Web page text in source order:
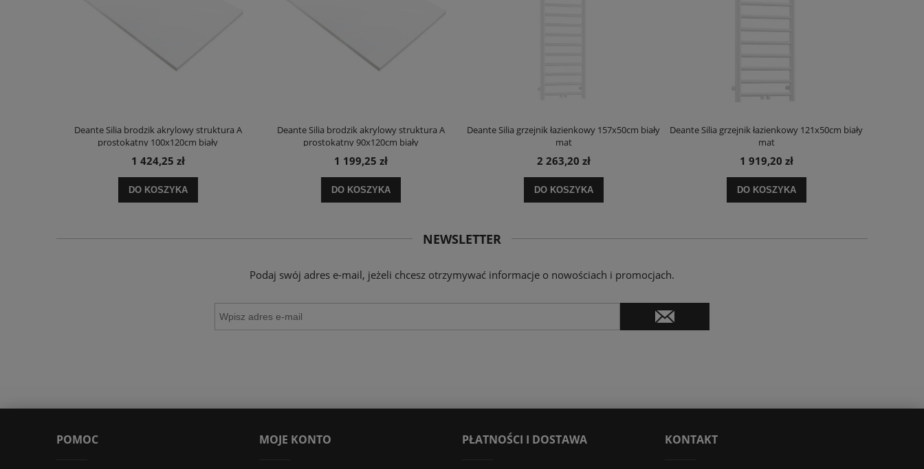
Deante Silia brodzik akrylowy struktura A
prostokątny 100x120cm biały
1 424,25 zł
DO KOSZYKA
Deante Silia brodzik akrylowy struktura A
prostokątny 90x120cm biały
1 199,25 zł
DO KOSZYKA
Deante Silia grzejnik łazienkowy 157x50cm biały
mat
2 263,20 zł
DO KOSZYKA
Deante Silia grzejnik łazienkowy 121x50cm biały
mat
1 919,20 zł
DO KOSZYKA
NEWSLETTER
Podaj swój adres e-mail, jeżeli chcesz otrzymywać informacje o nowościach i promocjach.
POMOC MOJE KONTO PŁATNOŚCI I DOSTAWA KONTAKT